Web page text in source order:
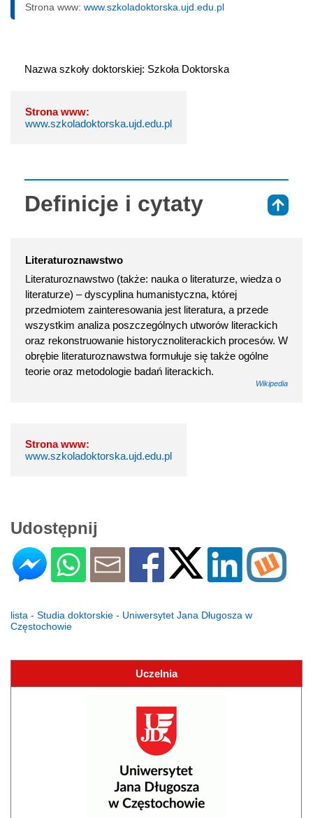
Strona www: www.szkoladoktorska.ujd.edu.pl
Nazwa szkoły doktorskiej: Szkoła Doktorska
Strona www:
www.szkoladoktorska.ujd.edu.pl
Definicje i cytaty
Literaturoznawstwo
Literaturoznawstwo (także: nauka o literaturze, wiedza o
literaturze) – dyscyplina humanistyczna, której
przedmiotem zainteresowania jest literatura, a przede
wszystkim analiza poszczególnych utworów literackich
oraz rekonstruowanie historycznoliterackich procesów. W
obrębie literaturoznawstwa formułuje się także ogólne
teorie oraz metodologie badań literackich.
Wikipedia
Strona www:
www.szkoladoktorska.ujd.edu.pl
Udostępnij
lista - Studia doktorskie - Uniwersytet Jana Długosza w
Częstochowie
Uczelnia